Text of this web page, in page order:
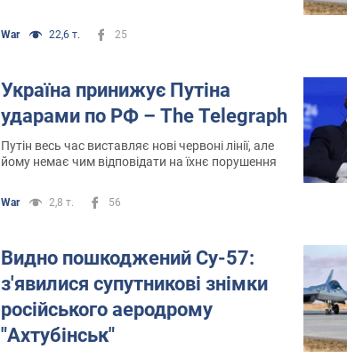
War 22,6 т. 25
Україна принижує Путіна
ударами по РФ – The Telegraph
Путін весь час виставляє нові червоні лінії, але
йому немає чим відповідати на їхнє порушення
War 2,8 т. 56
Видно пошкоджений Су-57:
з'явилися супутникові знімки
російського аеродрому
"Ахтубінськ"